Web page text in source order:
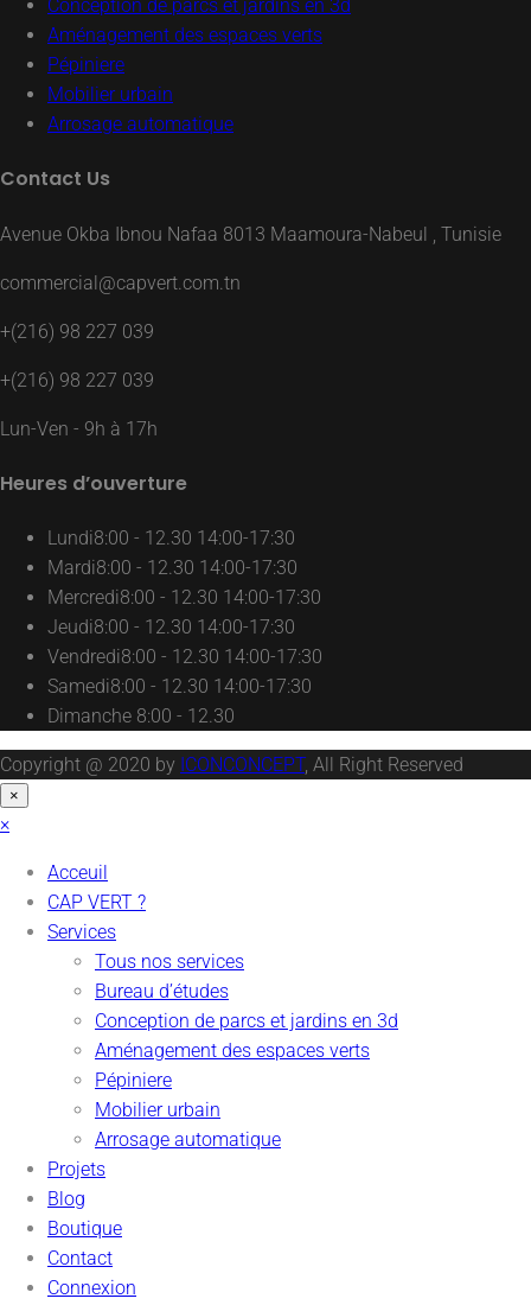
Conception de parcs et jardins en 3d
Aménagement des espaces verts
Pépiniere
Mobilier urbain
Arrosage automatique
Contact Us
Avenue Okba Ibnou Nafaa 8013 Maamoura-Nabeul , Tunisie
commercial@capvert.com.tn
+(216) 98 227 039
+(216) 98 227 039
Lun-Ven - 9h à 17h
Heures d’ouverture
Lundi8:00 - 12.30 14:00-17:30
Mardi8:00 - 12.30 14:00-17:30
Mercredi8:00 - 12.30 14:00-17:30
Jeudi8:00 - 12.30 14:00-17:30
Vendredi8:00 - 12.30 14:00-17:30
Samedi8:00 - 12.30 14:00-17:30
Dimanche 8:00 - 12.30
Copyright @ 2020 by ICONCONCEPT, All Right Reserved
×
×
Acceuil
CAP VERT ?
Services
Tous nos services
Bureau d’études
Conception de parcs et jardins en 3d
Aménagement des espaces verts
Pépiniere
Mobilier urbain
Arrosage automatique
Projets
Blog
Boutique
Contact
Connexion